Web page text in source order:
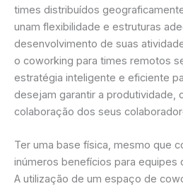
times distribuídos
unam flexibilidade e estruturas
desenvolvimento de suas
o coworking para times remotos
estratégia inteligente e eficiente
desejam garantir a produtividade,
colaboração dos seus
Ter uma base física, mesmo que
inúmeros benefícios para equipes
A utilização de um espaço de